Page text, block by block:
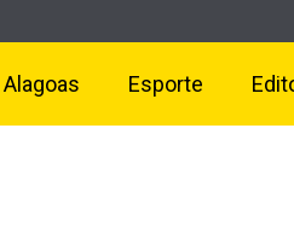
Alagoas Esporte